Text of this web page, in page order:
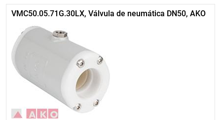
VMC50.05.71G.30LX, Válvula de neumática DN50, AKO